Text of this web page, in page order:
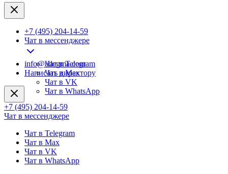
+7 (495) 204-14-59
Чат в мессенджере
Чат в Telegram
Чат в Max
Чат в VK
Чат в WhatsApp
info@adegma.com
Написать директору
+7 (495) 204-14-59
Чат в мессенджере
Чат в Telegram
Чат в Max
Чат в VK
Чат в WhatsApp